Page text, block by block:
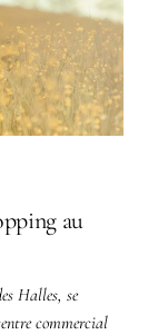
au
Halles, se
commercial